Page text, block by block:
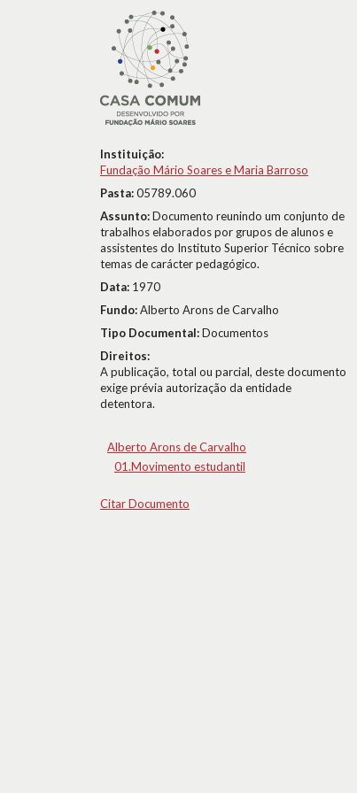
Instituição:
Fundação Mário Soares e Maria Barroso
Pasta:05789.060
Assunto:Documento reunindo um conjunto de
trabalhos elaborados por grupos de alunos e
assistentes do Instituto Superior Técnico sobre
temas de carácter pedagógico.
Data: 1970
Fundo:Alberto Arons de Carvalho
Tipo Documental:Documentos
Direitos:
A publicação, total ou parcial, deste documento
exige prévia autorização da entidade
detentora.
Alberto Arons de Carvalho
01.Movimento estudantil
Citar Documento